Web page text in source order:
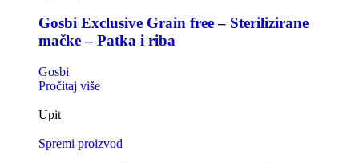
Gosbi Exclusive Grain free – Sterilizirane
mačke – Patka i riba
Gosbi
Pročitaj više
Upit
Spremi proizvod